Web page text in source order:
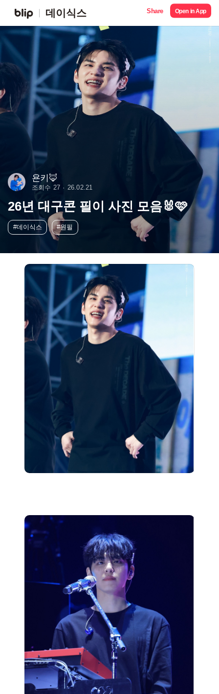
데이식스 Share Open in App
욘키🦊
조회수 27 26.02.21
26년 대구콘 필이 사진 모음🐰🩷
#데이식스 #원필